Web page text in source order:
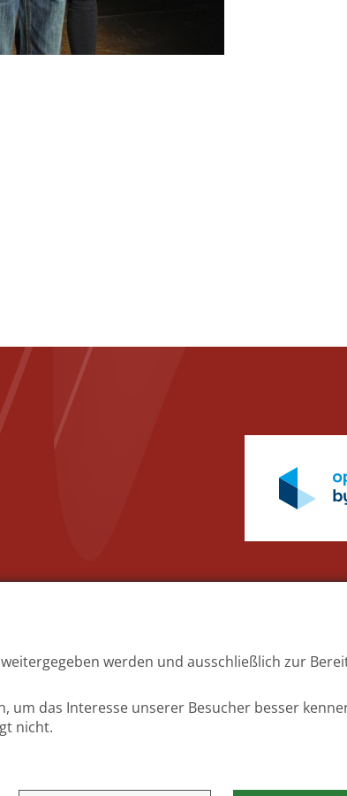
werden und ausschließlich zur
um das Interesse unserer Besucher besser
nicht.